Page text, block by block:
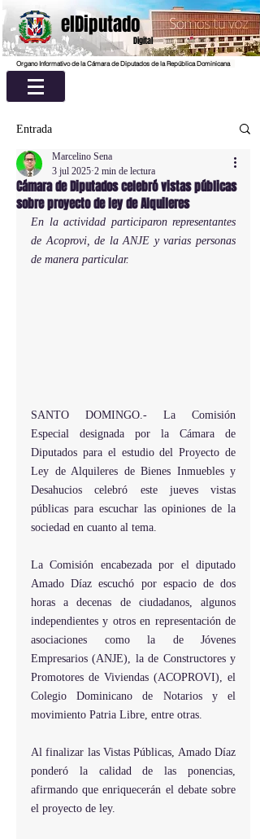
elDiputado
Digital
Organo Informativo de la Cámara de Diputados de la República Dominicana
Entrada
Cámara de Diputados celebró vistas públicas
sobre proyecto de ley de Alquileres
Marcelino Sena
3 jul 2025 2 min de lectura
En la actividad participaron representantes
de Acoprovi, de la ANJE y varias personas
de manera particular.
SANTO DOMINGO.- La Comisión
Especial designada por la Cámara de
Diputados para el estudio del Proyecto de
Ley de Alquileres de Bienes Inmuebles y
Desahucios celebró este jueves vistas
públicas para escuchar las opiniones de la
sociedad en cuanto al tema.
La Comisión encabezada por el diputado
Amado Díaz escuchó por espacio de dos
horas a decenas de ciudadanos, algunos
independientes y otros en representación de
asociaciones como la de Jóvenes
Empresarios (ANJE), la de Constructores y
Promotores de Viviendas (ACOPROVI), el
Colegio Dominicano de Notarios y el
movimiento Patria Libre, entre otras.
Al finalizar las Vistas Públicas, Amado Díaz
ponderó la calidad de las ponencias,
afirmando que enriquecerán el debate sobre
el proyecto de ley.